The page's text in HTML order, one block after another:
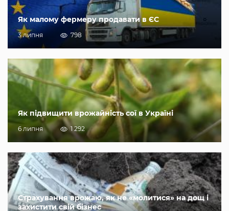
Як малому фермеру продавати в ЄС
3 липня 798
Як підвищити врожайність сої в Україні
6 липня 1 292
Страхування врожаю, як не «молитися» на дощ і
захистити свій бізнес